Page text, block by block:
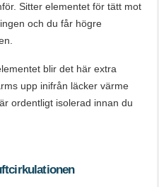
Sitter elementet för tätt mot
och du får högre
blir det här extra
upp inifrån läcker värme
ordentligt isolerad innan du